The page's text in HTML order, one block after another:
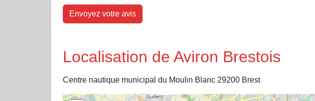
Envoyez votre avis
Localisation de Aviron Brestois
Centre nautique municipal du Moulin Blanc 29200 Brest